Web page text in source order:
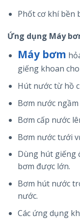
Phốt cơ khí bền
Ứng dụng Máy
Máy bơm
giếng khoan
Hút nước từ hồ
Bơm nước
Bơm cấp nước
Bơm nước tưới
Dùng hút giếng
bơm được lớn.
Bơm hút nước
nước.
Các ứng dụng